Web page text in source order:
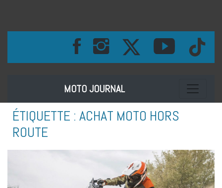
MOTO JOURNAL Toggle
ÉTIQUETTE : ACHAT MOTO HORS
ROUTE